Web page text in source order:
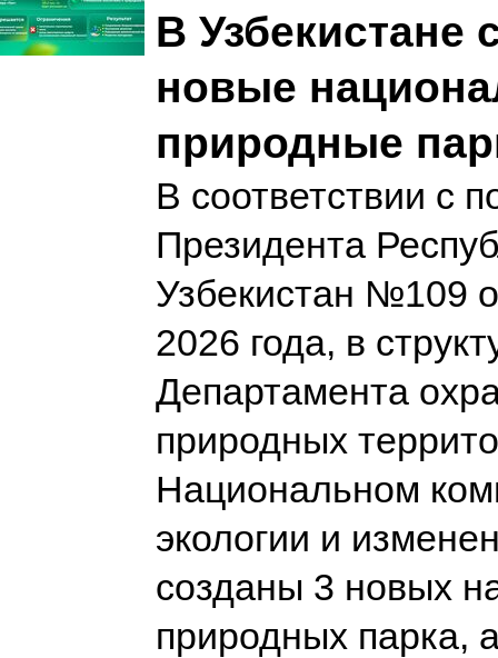
В Узбекистане
новые
природные
В соответствии с
Президента
Узбекистан №109
2026 года, в
Департамента
природных
Национальном
экологии и
созданы 3 новых
природных парка,